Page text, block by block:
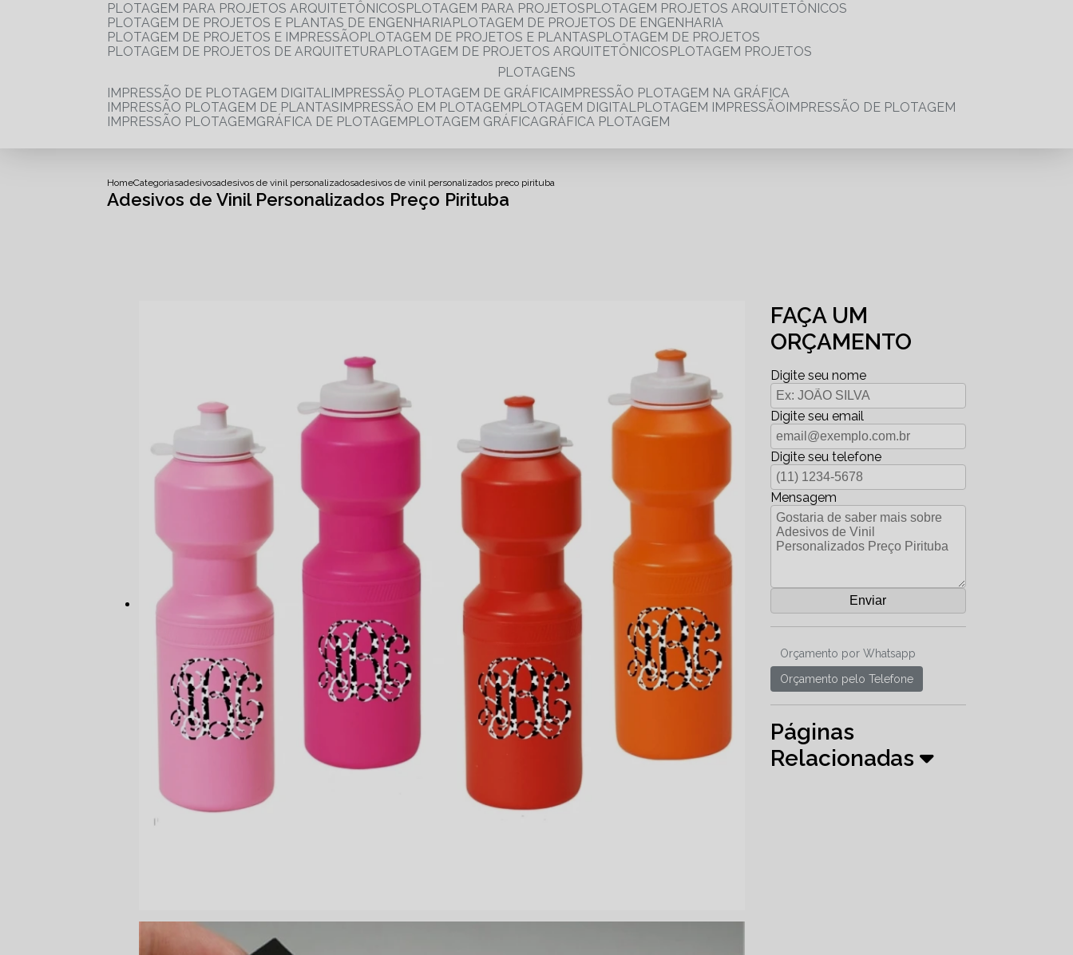
PLOTAGEM PARA PROJETOS ARQUITETÔNICOS
PLOTAGEM PARA PROJETOS
PLOTAGEM PROJETOS ARQUITETÔNICOS
PLOTAGEM DE PROJETOS E PLANTAS DE ENGENHARIA
PLOTAGEM DE PROJETOS DE ENGENHARIA
PLOTAGEM DE PROJETOS E IMPRESSÃO
PLOTAGEM DE PROJETOS E PLANTAS
PLOTAGEM DE PROJETOS
PLOTAGEM DE PROJETOS DE ARQUITETURA
PLOTAGEM DE PROJETOS ARQUITETÔNICOS
PLOTAGEM PROJETOS
PLOTAGENS
IMPRESSÃO DE PLOTAGEM DIGITAL IMPRESSÃO PLOTAGEM DE GRÁFICA IMPRESSÃO PLOTAGEM NA GRÁFICA
IMPRESSÃO PLOTAGEM DE PLANTAS IMPRESSÃO EM PLOTAGEM PLOTAGEM DIGITAL PLOTAGEM IMPRESSÃO IMPRESSÃO DE PLOTAGEM
IMPRESSÃO PLOTAGEM
GRÁFICA DE PLOTAGEM PLOTAGEM GRÁFICA GRÁFICA PLOTAGEM
HomeCategoriasadesivosadesivos de vinil personalizadosadesivos de vinil personalizados preco pirituba
Adesivos de Vinil Personalizados Preço Pirituba
FAÇA UM
ORÇAMENTO
Digite seu nome
Digite seu email
Digite seu telefone
Mensagem
Orçamento por Whatsapp
Orçamento pelo Telefone
Páginas
Relacionadas